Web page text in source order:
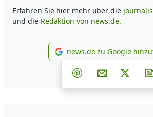
Erfahren Sie hier mehr über die
und die Redaktion von news.de.
news.de
news.de zu Google
Teilen aufTeilen auf
Teilen aufPer E-Mail
Post